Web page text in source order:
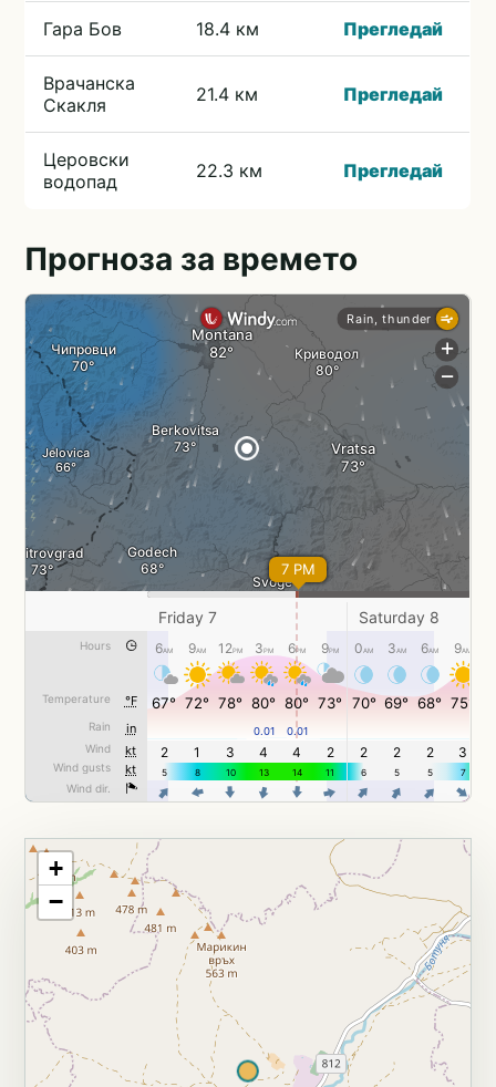
Гара Бов 18.4 км Прегледай
Врачанска
Скакля
21.4 км Прегледай
Церовски
водопад
22.3 км Прегледай
Прогноза за времето
+
−